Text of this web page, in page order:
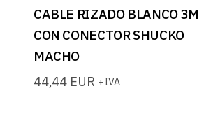
CABLE RIZADO BLANCO 3M
CON CONECTOR SHUCKO
MACHO
44,44 EUR +IVA